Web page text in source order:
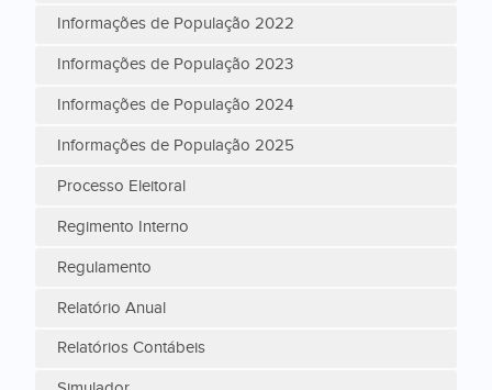
Informações de População 2022
Informações de População 2023
Informações de População 2024
Informações de População 2025
Processo Eleitoral
Regimento Interno
Regulamento
Relatório Anual
Relatórios Contábeis